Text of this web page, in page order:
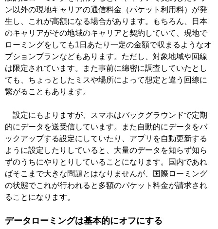
ン以外の現地キャリアの通信料金（パケット利用料）が発
生し、これが高額になる場合があります。もちろん、日本
のキャリアがその地域のキャリアと契約していて、現地で
ローミングをしても1日あたり一定の金額で収まるようなオ
プションプランなどもあります。ただし、対象地域や回線
は限定されています。また事前に綿密に調査していたとし
ても、ちょっとしたミスや場所によって想定と違う回線に
繋がることもあります。
設定にもよりますが、スマホはバックグラウンドで定期
的にデータを送受信しています。また自動的にデータをバ
ックアップする設定にしていたり、アプリを自動更新する
ように設定したりしていると、大量のデータを知らず知ら
ずのうちにやりとりしていることになります。国内であれ
ばそこまで大きな問題とはなりませんが、国際ローミング
の状態でこれが行われると多額のパケット料金が請求され
ることになります。
データローミングは基本的にオフにする